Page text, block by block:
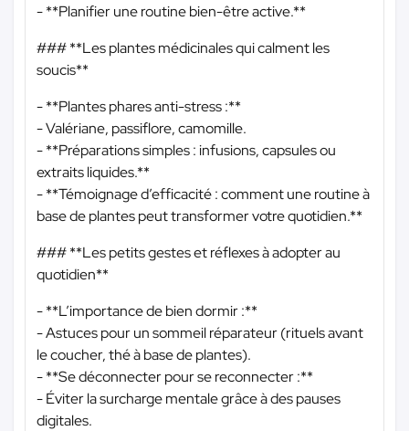
- **Planifier une routine bien-être active.**
### **Les plantes médicinales qui calment les
soucis**
- **Plantes phares anti-stress :**
- Valériane, passiflore, camomille.
- **Préparations simples : infusions, capsules ou
extraits liquides.**
- **Témoignage d’efficacité : comment une routine à
base de plantes peut transformer votre quotidien.**
### **Les petits gestes et réflexes à adopter au
quotidien**
- **L’importance de bien dormir :**
- Astuces pour un sommeil réparateur (rituels avant
le coucher, thé à base de plantes).
- **Se déconnecter pour se reconnecter :**
- Éviter la surcharge mentale grâce à des pauses
digitales.